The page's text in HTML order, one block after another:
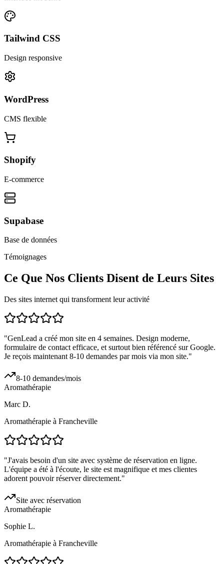
Tailwind CSS
Design responsive
WordPress
CMS flexible
Shopify
E-commerce
Supabase
Base de données
Témoignages
Ce Que Nos Clients Disent de Leurs Sites
Des sites internet qui transforment leur activité
"GenLead a créé mon site en 4 semaines. Design moderne,
formulaire de contact efficace, et surtout bien référencé sur Google.
Je reçois maintenant 8-10 demandes par mois via mon site."
8-10 demandes/mois
Aromathérapie
Marc D.
Aromathérapie à Francheville
"J'avais besoin d'un site avec système de réservation en ligne.
L'équipe a été à l'écoute, le site est magnifique et mes clientes
adorent pouvoir réserver directement."
Site avec réservation
Aromathérapie
Sophie L.
Aromathérapie à Francheville